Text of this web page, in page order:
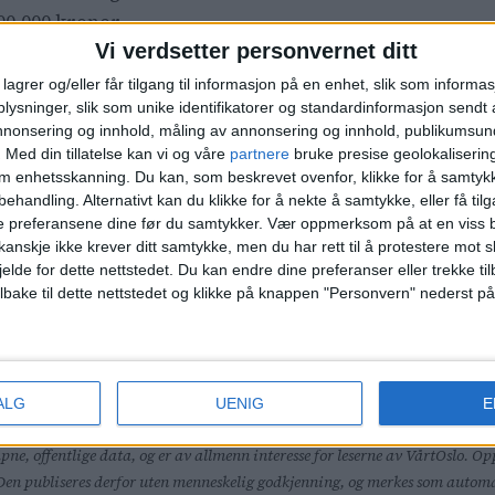
Vi verdsetter personvernet ditt
og/eller får tilgang til informasjon på en enhet, slik som
slik som unike identifikatorer og standardinformasjon sendt
og innhold, måling av annonsering og innhold,
Med din tillatelse kan vi og våre partnere bruke presise
enhetsskanning. Du kan, som beskrevet ovenfor, klikke for å
Alternativt kan du klikke for å nekte å samtykke, eller få
preferansene dine før du samtykker. Vær oppmerksom på at en viss
ikke krever ditt samtykke, men du har rett til å protestere mot
for dette nettstedet. Du kan endre dine preferanser eller trekke
til dette nettstedet og klikke på knappen "Personvern" nederst på
UENIG
kroner.
i nærområdet? Du finner alle de siste salgene i
Gamle Kjelsåsvei 9B, 22.500.000 kroner 3. Gamle
Kastanjeveien 9C, 21.150.000 kroner
denne listen.
2.
, 3.500.000 kroner 3.
12B, 3.650.000 kroner
offentlige data, og er av allmenn interesse for leserne av VårtOslo.
publiseres derfor uten menneskelig godkjenning, og merkes som